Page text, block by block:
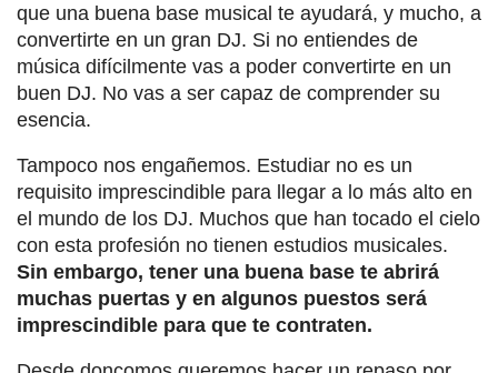
que una buena base musical te ayudará, y mucho, a
convertirte en un gran DJ. Si no entiendes de
música difícilmente vas a poder convertirte en un
buen DJ. No vas a ser capaz de comprender su
esencia.
Tampoco nos engañemos. Estudiar no es un
requisito imprescindible para llegar a lo más alto en
el mundo de los DJ. Muchos que han tocado el cielo
con esta profesión no tienen estudios musicales.
Sin embargo, tener una buena base te abrirá
muchas puertas y en algunos puestos será
imprescindible para que te contraten.